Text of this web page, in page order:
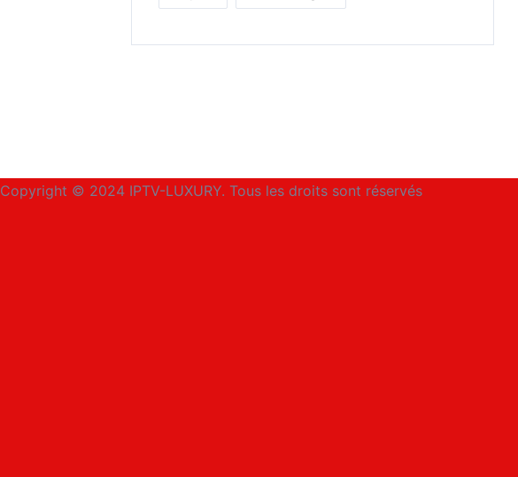
Copyright © 2024 IPTV-LUXURY. Tous les droits sont réservés